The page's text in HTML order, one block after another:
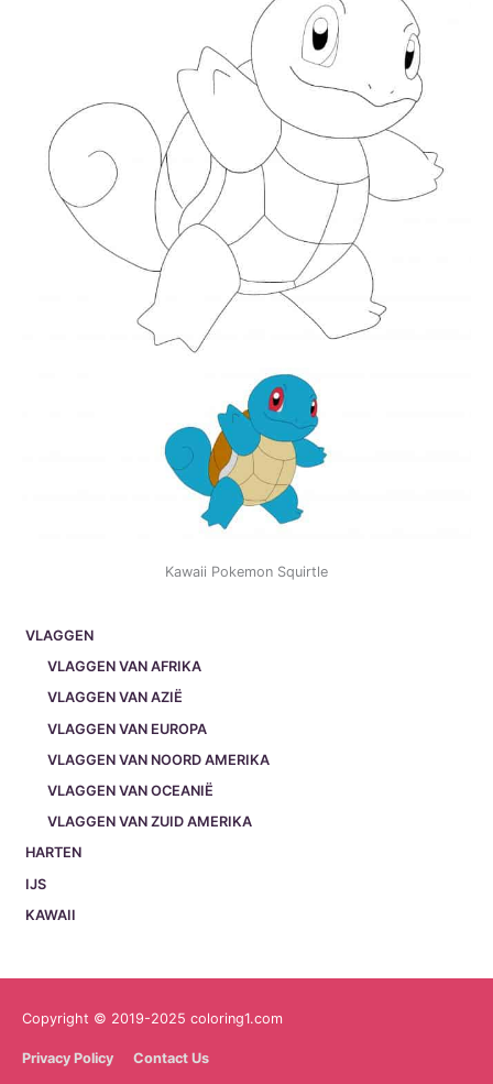
VLAGGEN
VLAGGEN VAN AFRIKA
VLAGGEN VAN AZIË
VLAGGEN VAN EUROPA
VLAGGEN VAN NOORD AMERIKA
VLAGGEN VAN OCEANIË
VLAGGEN VAN ZUID AMERIKA
HARTEN
IJS
KAWAII
Kawaii Pokemon Squirtle
Copyright © 2019-2025 coloring1.com
Privacy Policy Contact Us